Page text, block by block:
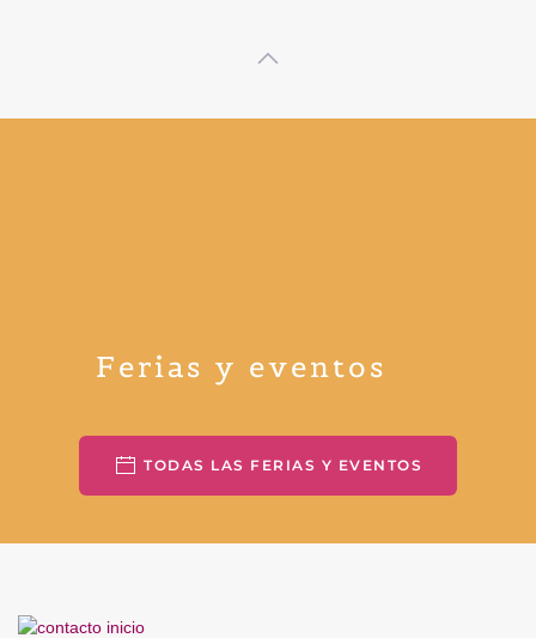
Ferias y eventos
TODAS LAS FERIAS Y EVENTOS